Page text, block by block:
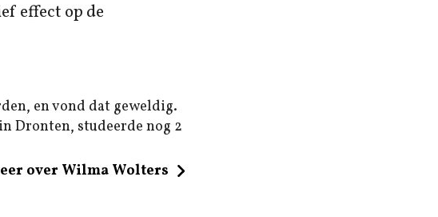
effect op de
en vond dat geweldig.
Dronten, studeerde nog 2
over Wilma Wolters